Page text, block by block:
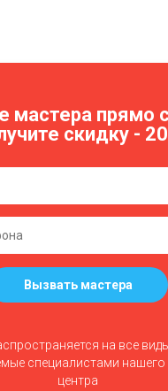
мастера прямо
скидку -
Вызвать мастера
на все
специалистами нашего
центра